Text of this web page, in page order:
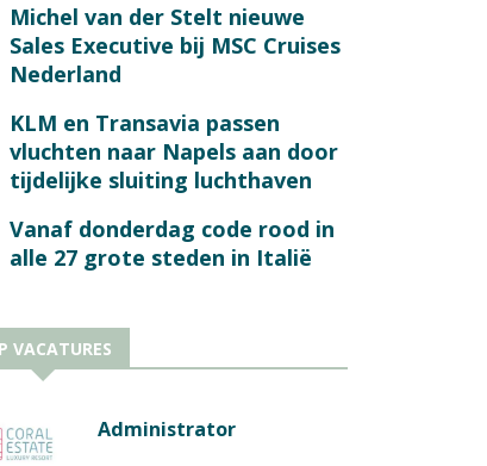
Michel van der Stelt nieuwe
Sales Executive bij MSC Cruises
Nederland
KLM en Transavia passen
vluchten naar Napels aan door
tijdelijke sluiting luchthaven
Vanaf donderdag code rood in
alle 27 grote steden in Italië
VACATURES
Administrator